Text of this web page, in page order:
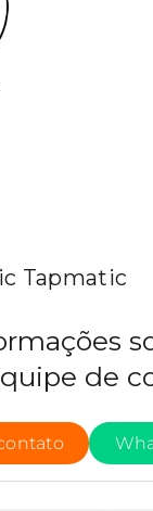
Tapmatic
de